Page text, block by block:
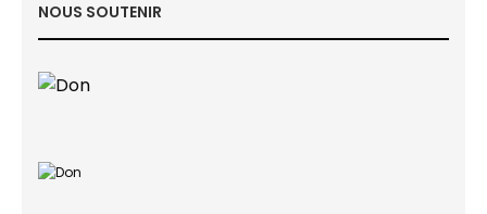
NOUS SOUTENIR